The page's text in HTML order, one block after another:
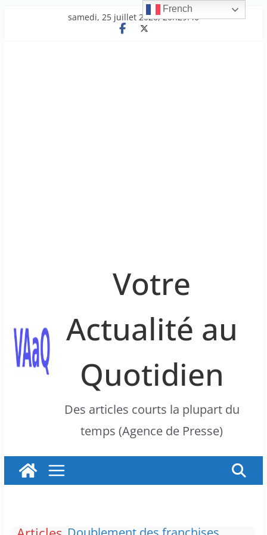
samedi, 25 juillet 2026, 20h29:40
Votre
Actualité au
Quotidien
Des articles courts la plupart du
temps (Agence de Presse)
French